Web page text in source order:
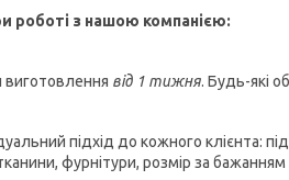
роботі з нашою компанією:
виготовлення від 1 тижня. Будь-які
підхід до кожного клієнта:
фурнітури, розмір за